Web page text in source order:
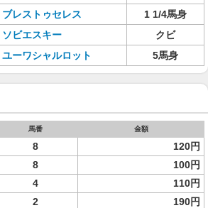
ブレストゥセレス
1 1/4馬身
ソビエスキー
クビ
ユーワシャルロット 5馬身
馬番 金額
8 120円
8
100円
4
110円
2
190円